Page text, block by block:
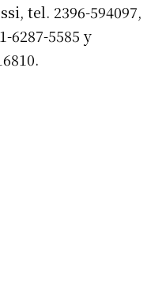
tel. 2396-594097,
6287-5585 y